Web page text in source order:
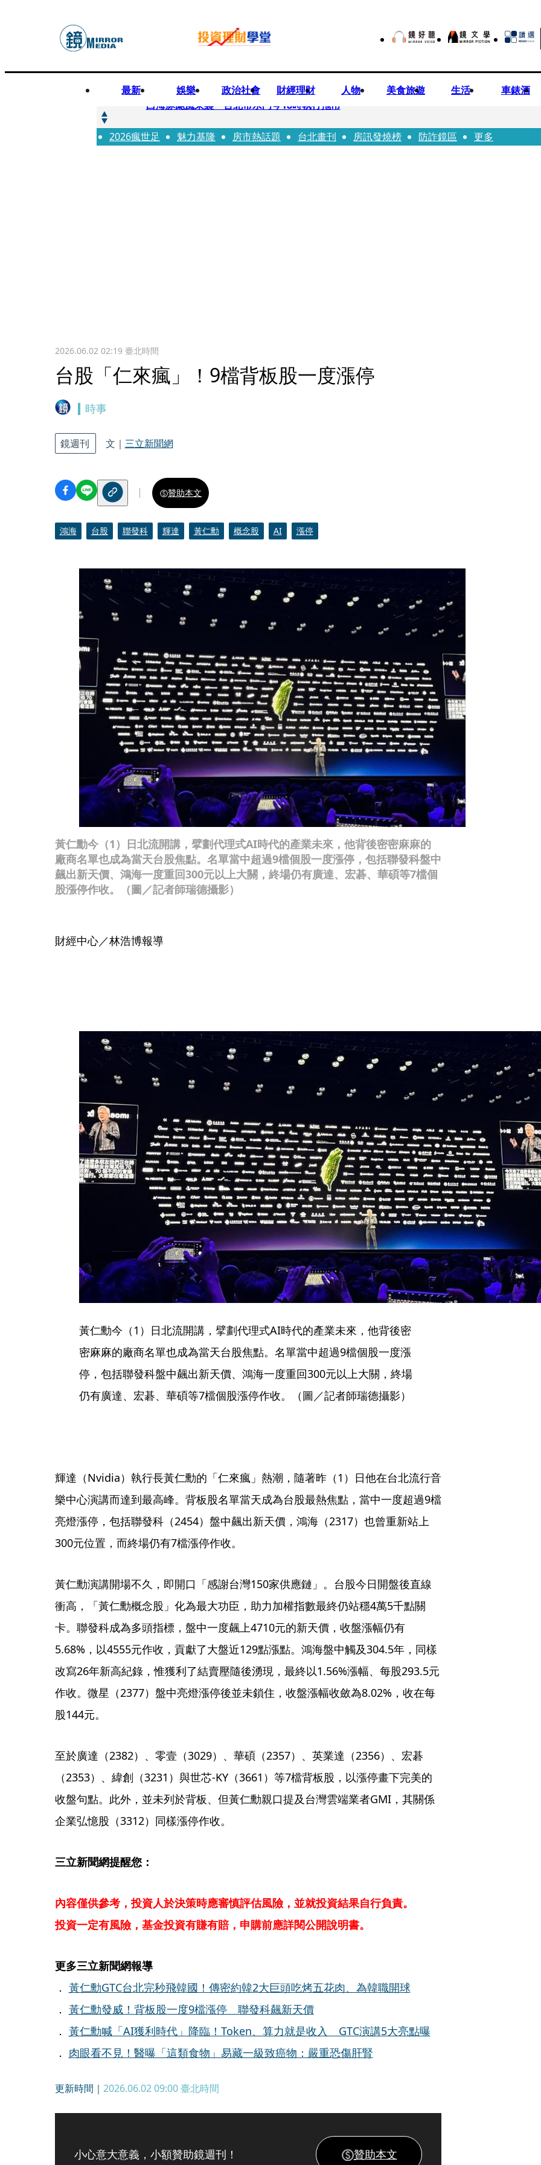
最新 娛樂 政治社會 財經理財 人物 美食旅遊 生活 車錶酒
快訊
白海豚颱風來襲 台北市水門今18時執行拖吊
快訊
AKIRA台北唱到一半突收兒子告白「爸爸I LOVE YOU」 驚喜林志玲同步曝光父親節「披
2026瘋世足 魅力基隆 房市熱話題 台北畫刊 房訊發燒榜 防詐鏡區 更多
2026.06.02 02:19臺北時間
台股「仁來瘋」！9檔背板股一度漲停
時事
黃仁勳今（1）日北流開講，擘劃代理式AI時代的產業未來，他背後密密麻麻的
廠商名單也成為當天台股焦點。名單當中超過9檔個股一度漲停，包括聯發科盤中
飆出新天價、鴻海一度重回300元以上大關，終場仍有廣達、宏碁、華碩等7檔個
股漲停作收。（圖／記者師瑞德攝影）
鏡週刊 文｜ 三立新聞網
贊助本文
鴻海 台股 聯發科 輝達 黃仁勳 概念股 AI 漲停
財經中心／林浩博報導
黃仁勳今（1）日北流開講，擘劃代理式AI時代的產業未來，他背後密
密麻麻的廠商名單也成為當天台股焦點。名單當中超過9檔個股一度漲
停，包括聯發科盤中飆出新天價、鴻海一度重回300元以上大關，終場
仍有廣達、宏碁、華碩等7檔個股漲停作收。（圖／記者師瑞德攝影）
輝達（Nvidia）執行長黃仁勳的「仁來瘋」熱潮，隨著昨（1）日他在台北流行音
樂中心演講而達到最高峰。背板股名單當天成為台股最熱焦點，當中一度超過9檔
亮燈漲停，包括聯發科（2454）盤中飆出新天價，鴻海（2317）也曾重新站上
300元位置，而終場仍有7檔漲停作收。
黃仁勳演講開場不久，即開口「感謝台灣150家供應鏈」。台股今日開盤後直線
衝高，「黃仁勳概念股」化為最大功臣，助力加權指數最終仍站穩4萬5千點關
卡。聯發科成為多頭指標，盤中一度飆上4710元的新天價，收盤漲幅仍有
5.68%，以4555元作收，貢獻了大盤近129點漲點。鴻海盤中觸及304.5年，同樣
改寫26年新高紀錄，惟獲利了結賣壓隨後湧現，最終以1.56%漲幅、每股293.5元
作收。微星（2377）盤中亮燈漲停後並未鎖住，收盤漲幅收斂為8.02%，收在每
股144元。
至於廣達（2382）、零壹（3029）、華碩（2357）、英業達（2356）、宏碁
（2353）、緯創（3231）與世芯-KY（3661）等7檔背板股，以漲停畫下完美的
收盤句點。此外，並未列於背板、但黃仁勳親口提及台灣雲端業者GMI，其關係
企業弘憶股（3312）同樣漲停作收。
三立新聞網提醒您：
內容僅供參考，投資人於決策時應審慎評估風險，並就投資結果自行負責。
投資一定有風險，基金投資有賺有賠，申購前應詳閱公開說明書。
更多三立新聞網報導
． 黃仁勳GTC台北完秒飛韓國！傳密約韓2大巨頭吃烤五花肉、為韓職開球
． 黃仁勳發威！背板股一度9檔漲停 聯發科飆新天價
． 黃仁勳喊「AI獲利時代」降臨！Token、算力就是收入 GTC演講5大亮點曝
． 肉眼看不見！醫曝「這類食物」易藏一級致癌物：嚴重恐傷肝腎
更新時間｜ 2026.06.02 09:00臺北時間
小心意大意義，小額贊助鏡週刊！ 贊助本文